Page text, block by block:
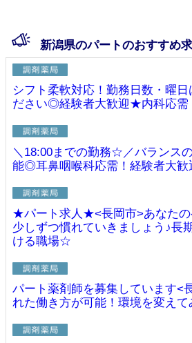
新潟県のパートのおすすめ
シフト柔軟対応！勤務日数・曜日
ださい◎経験者大歓迎★内科応需
＼18:00までの勤務☆／バランス
能◎耳鼻咽喉科応需！経験者大歓
★パート求人★<長岡市>あなたの
少しずつ慣れていきましょう♪長
ける職場☆
パート薬剤師を募集しています<
れた働き方が可能！環境を変えて